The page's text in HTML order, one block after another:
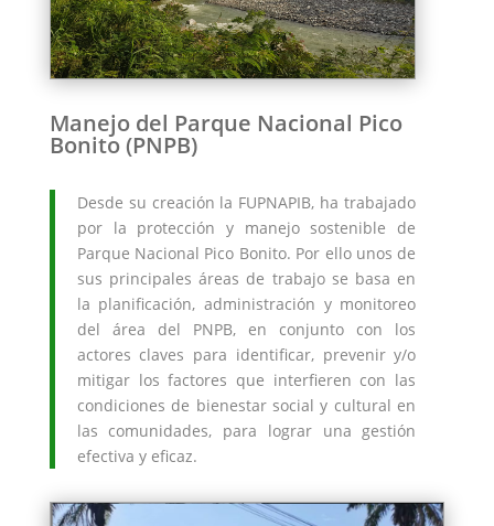
Manejo del Parque Nacional Pico
Bonito (PNPB)
Desde su creación la FUPNAPIB, ha trabajado
por la protección y manejo sostenible de
Parque Nacional Pico Bonito. Por ello unos de
sus principales áreas de trabajo se basa en
la planificación, administración y monitoreo
del área del PNPB, en conjunto con los
actores claves para identificar, prevenir y/o
mitigar los factores que interfieren con las
condiciones de bienestar social y cultural en
las comunidades, para lograr una gestión
efectiva y eficaz.